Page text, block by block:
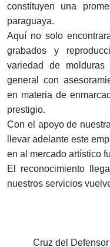
constituyen una
paraguaya.
Aquí no solo
grabados y
variedad de molduras
general con
en materia de
prestigio.
Con el apoyo de
llevar adelante este
en al mercado artístico
El reconocimiento
nuestros servicios
Cruz del